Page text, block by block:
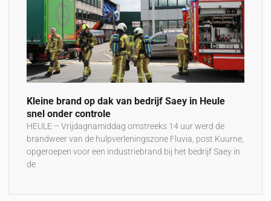
Kleine brand op dak van bedrijf Saey in Heule
snel onder controle
HEULE – Vrijdagnamiddag omstreeks 14 uur werd de
brandweer van de hulpverleningszone Fluvia, post Kuurne,
opgeroepen voor een industriebrand bij het bedrijf Saey in
de